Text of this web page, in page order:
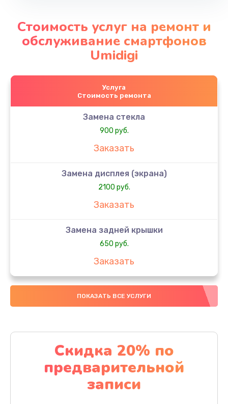
Стоимость услуг на ремонт и
обслуживание смартфонов
Umidigi
Услуга
Стоимость ремонта
Замена стекла
900 руб.
Заказать
Замена дисплея (экрана)
2100 руб.
Заказать
Замена задней крышки
650 руб.
Заказать
Замена аккумулятора
4000 руб.
Замена материнской платы
1100 руб.
Заказать
ПОКАЗАТЬ ВСЕ УСЛУГИ
Скидка 20% по
предварительной
записи